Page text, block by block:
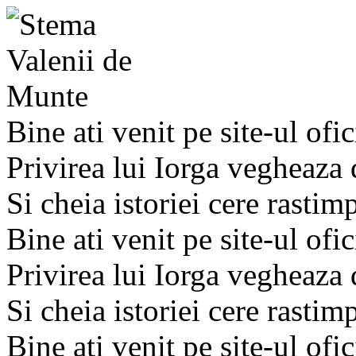
Bine ati venit pe site-ul
Privirea lui Iorga
Si cheia istoriei cere
Bine ati venit pe site-ul
Privirea lui Iorga
Si cheia istoriei cere
Bine ati venit pe site-ul